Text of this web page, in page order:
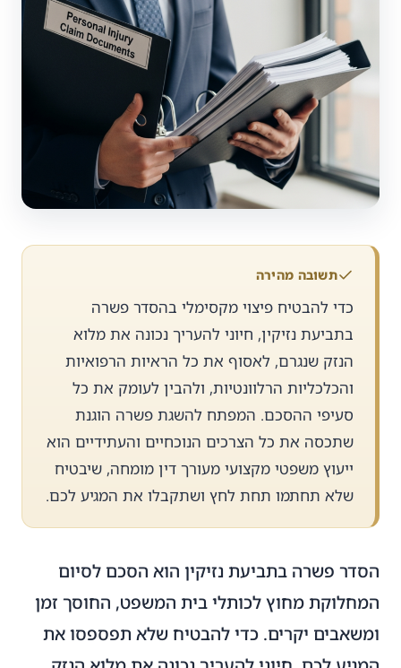
תשובה מהירה
כדי להבטיח פיצוי מקסימלי בהסדר פשרה
בתביעת נזיקין, חיוני להעריך נכונה את מלוא
הנזק שנגרם, לאסוף את כל הראיות הרפואיות
והכלכליות הרלוונטיות, ולהבין לעומק את כל
סעיפי ההסכם. המפתח להשגת פשרה הוגנת
שתכסה את כל הצרכים הנוכחיים והעתידיים הוא
ייעוץ משפטי מקצועי מעורך דין מומחה, שיבטיח
שלא תחתמו תחת לחץ ושתקבלו את המגיע לכם.
הסדר פשרה בתביעת נזיקין הוא הסכם לסיום
המחלוקת מחוץ לכותלי בית המשפט, החוסך זמן
ומשאבים יקרים. כדי להבטיח שלא תפספסו את